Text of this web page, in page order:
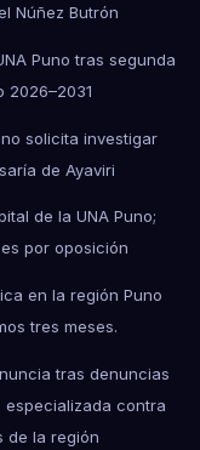
Núñez Butrón
Puno tras segunda
2026–2031
solicita investigar
de Ayaviri
de la UNA Puno;
por oposición
en la región Puno
tres meses.
tras denuncias
contra
de la región